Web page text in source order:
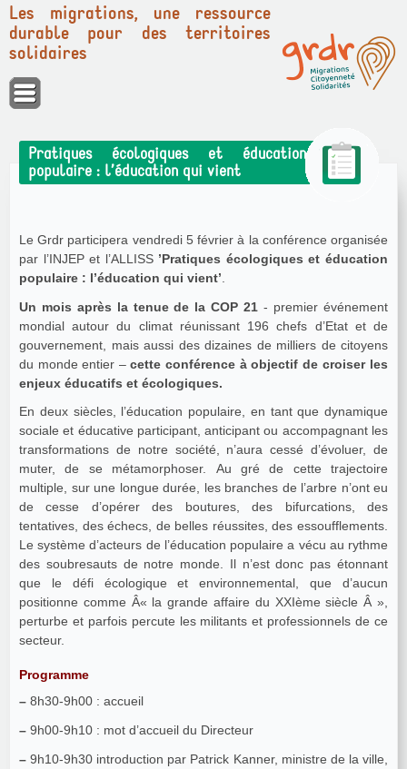
Panneau de gestion des cookies
Les migrations, une ressource
durable pour des territoires
solidaires
Pratiques écologiques et éducation
populaire : l’éducation qui vient
Le Grdr participera vendredi 5 février à la conférence organisée
par l’INJEP et l’ALLISS ’Pratiques écologiques et éducation
populaire : l’éducation qui vient’
Un mois après la tenue de la COP 21 - premier événement
mondial autour du climat réunissant 196 chefs d’Etat et de
gouvernement, mais aussi des dizaines de milliers de citoyens
du monde entier – cette conférence à objectif de croiser les
enjeux éducatifs et écologiques.
En deux siècles, l’éducation populaire, en tant que dynamique
sociale et éducative participant, anticipant ou accompagnant les
transformations de notre société, n’aura cessé d’évoluer, de
muter, de se métamorphoser. Au gré de cette trajectoire
multiple, sur une longue durée, les branches de l’arbre n’ont eu
de cesse d’opérer des boutures, des bifurcations, des
tentatives, des échecs, de belles réussites, des essoufflements.
Le système d’acteurs de l’éducation populaire a vécu au rythme
des soubresauts de notre monde. Il n’est donc pas étonnant
que le défi écologique et environnemental, que d’aucun
positionne comme Â« la grande affaire du XXIème siècle Â »,
perturbe et parfois percute les militants et professionnels de ce
secteur.
Programme
– 8h30-9h00 : accueil
– 9h00-9h10 : mot d’accueil du Directeur
– 9h10-9h30 introduction par Patrick Kanner, ministre de la ville,